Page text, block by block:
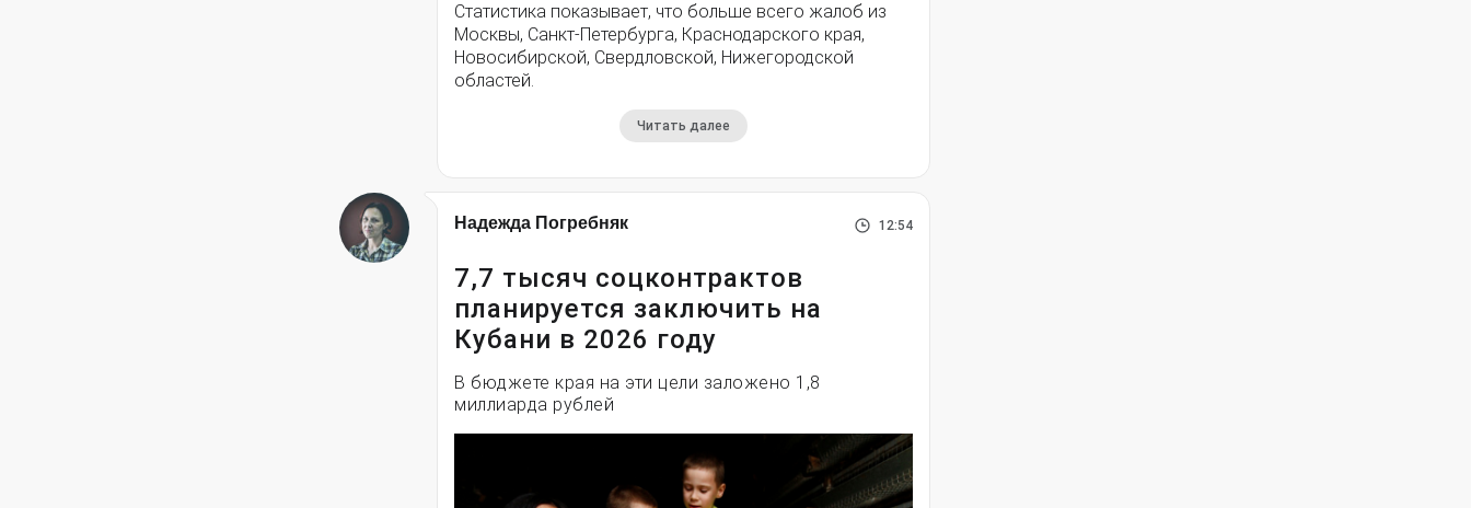
Статистика показывает, что больше всего жалоб из
Москвы, Санкт-Петербурга, Краснодарского края,
Новосибирской, Свердловской, Нижегородской
областей.
Читать далее
Надежда Погребняк 12:54
7,7 тысяч соцконтрактов
планируется заключить на
Кубани в 2026 году
В бюджете края на эти цели заложено 1,8
миллиарда рублей